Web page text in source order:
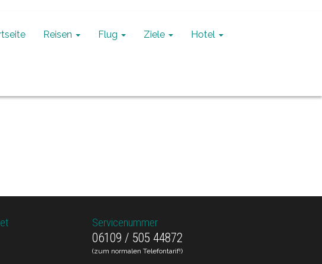
Reisen Flug Ziele Hotel
Servicenummer
06109 / 505 44872
(zum normalen Telefontarif!)